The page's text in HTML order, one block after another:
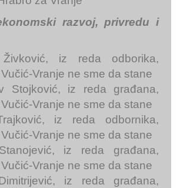
razvoj, privredu i
iz reda odborika,
Vranje ne sme da stane
Stojković, iz reda građana,
Vranje ne sme da stane
iz reda odbornika,
Vranje ne sme da stane
iz reda građana,
Vranje ne sme da stane
iz reda građana,